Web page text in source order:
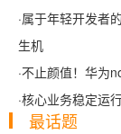
·属于年轻开发者
生机
·不止颜值！华为
·核心业务稳定运
最话题